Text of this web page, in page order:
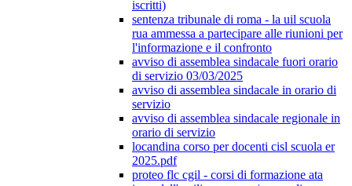
iscritti)
sentenza tribunale di roma - la uil scuola
rua ammessa a partecipare alle riunioni per
l'informazione e il confronto
avviso di assemblea sindacale fuori orario
di servizio 03/03/2025
avviso di assemblea sindacale in orario di
servizio
avviso di assemblea sindacale regionale in
orario di servizio
locandina corso per docenti cisl scuola er
2025.pdf
proteo flc cgil - corsi di formazione ata